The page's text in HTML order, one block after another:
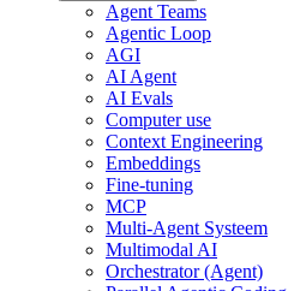
Agent Teams
Agentic Loop
AGI
AI Agent
AI Evals
Computer use
Context Engineering
Embeddings
Fine-tuning
MCP
Multi-Agent Systeem
Multimodal AI
Orchestrator (Agent)